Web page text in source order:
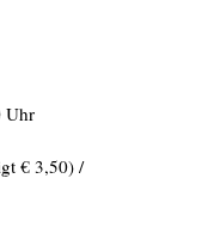
Uhr
€ 3,50) /